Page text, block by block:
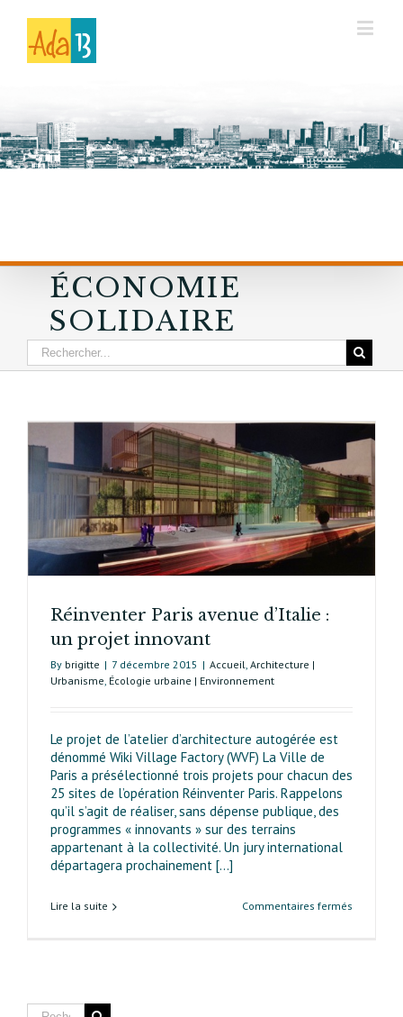
ÉCONOMIE
SOLIDAIRE
Réinventer Paris avenue d’Italie :
un projet innovant
By brigitte | 7 décembre 2015 | Accueil, Architecture |
Urbanisme, Écologie urbaine | Environnement
Le projet de l’atelier d’architecture autogérée est
dénommé Wiki Village Factory (WVF) La Ville de
Paris a présélectionné trois projets pour chacun des
25 sites de l’opération Réinventer Paris. Rappelons
qu’il s’agit de réaliser, sans dépense publique, des
programmes « innovants » sur des terrains
appartenant à la collectivité. Un jury international
départagera prochainement [...]
Lire la suite Commentaires fermés